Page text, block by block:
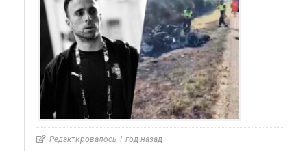
Редактировалось 1 год назад